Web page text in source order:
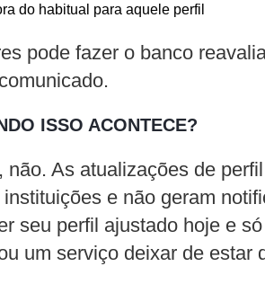
do habitual para aquele perfil
pode fazer o banco
ISSO ACONTECE?
não. As atualizações de
e não geram
seu perfil ajustado hoje e
um serviço deixar de estar